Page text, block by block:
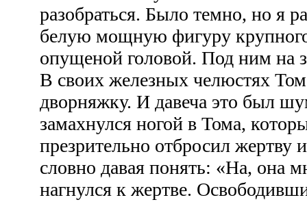
разобраться. Было темно, но я
белую мощную фигуру
опущеной головой. Под ним на
В своих железных челюстях
дворняжку. И давеча это был
замахнулся ногой в Тома,
презрительно отбросил жертву
словно давая понять: «На, она
нагнулся к жертве.